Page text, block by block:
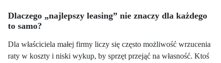
Dlaczego „najlepszy leasing” nie znaczy dla każdego
to samo?
Dla właściciela małej firmy liczy się często możliwość wrzucenia
raty w koszty i niski wykup, by sprzęt przejąć na własność. Ktoś